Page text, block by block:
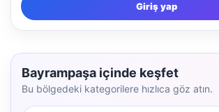
Giriş yap
Bayrampaşa içinde keşfet
Bu bölgedeki kategorilere hızlıca göz atın.